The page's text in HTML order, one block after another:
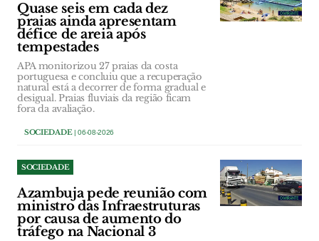
Quase seis em cada dez
praias ainda apresentam
défice de areia após
tempestades
APA monitorizou 27 praias da costa
portuguesa e concluiu que a recuperação
natural está a decorrer de forma gradual e
desigual. Praias fluviais da região ficam
fora da avaliação.
SOCIEDADE| 06-08-2026
SOCIEDADE
Azambuja pede reunião com
ministro das Infraestruturas
por causa de aumento do
tráfego na Nacional 3